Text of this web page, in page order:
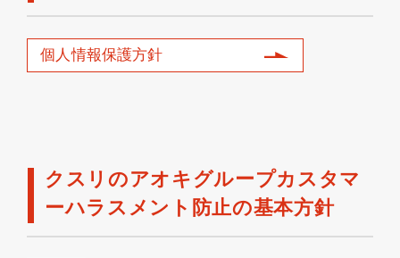
個人情報保護方針
クスリのアオキグループカスタマ
ーハラスメント防止の基本方針